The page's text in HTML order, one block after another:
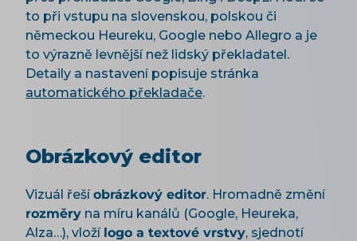
to při vstupu na slovenskou, polskou či
německou Heureku, Google nebo Allegro a je
to výrazně levnější než lidský překladatel.
Detaily a nastavení popisuje stránka
automatického překladače.
Obrázkový editor
Vizuál řešíobrázkový editor. Hromadně změní
rozměry na míru kanálů (Google, Heureka,
Alza…), vloží logo a textové vrstvy, sjednotí